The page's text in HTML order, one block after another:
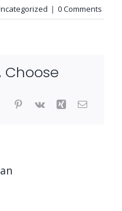
| 0 Comments
Choose
Tumblr Pinterest
Vk Xing Email